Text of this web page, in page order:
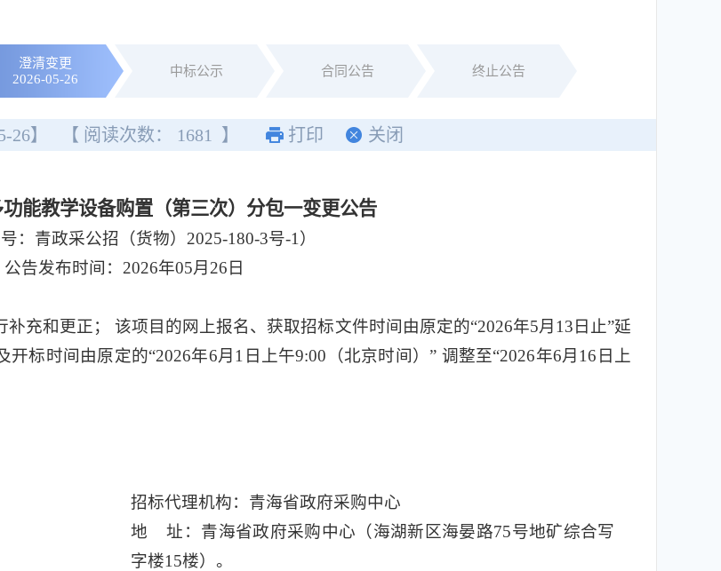
澄清变更
2026-05-26
中标公示 合同公告 终止公告
26】 【 阅读次数： 1681 】 打印 关闭
能教学设备购置（第三次）分包一变更公告
号：青政采公招（货物）2025-180-3号-1）
公告发布时间：2026年05月26日
充和更正； 该项目的网上报名、获取招标文件时间由原定的“2026年5月13日止”延
标时间由原定的“2026年6月1日上午9:00（北京时间）” 调整至“2026年6月16日上
招标代理机构：青海省政府采购中心
地 址：青海省政府采购中心（海湖新区海晏路75号地矿综合写
字楼15楼）。